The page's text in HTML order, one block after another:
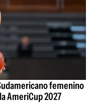
femenino
AmeriCup 2027